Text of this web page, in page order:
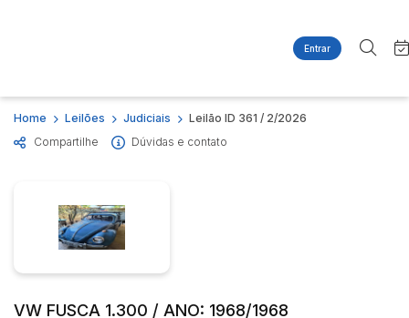
Entrar
Site
Agenda
Quem Somos
Busca por categoria
Imóveis
Busca por palavra-chave
Estados
Home Leilões Judiciais
Leilão ID 361 / 2/2026
Compartilhe
Dúvidas e contato
VW FUSCA 1.300 / ANO: 1968/1968